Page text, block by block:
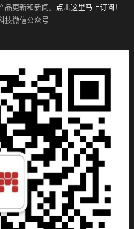
更新和新闻。 点击这里马上订阅！
技微信公众号